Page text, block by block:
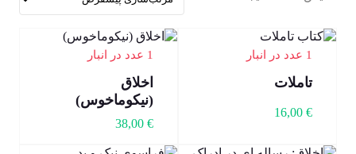
1 عدد در انبار
تاملات
16,00 €
1 عدد در انبار
اخلاق
(نیکوماخوس)
38,00€